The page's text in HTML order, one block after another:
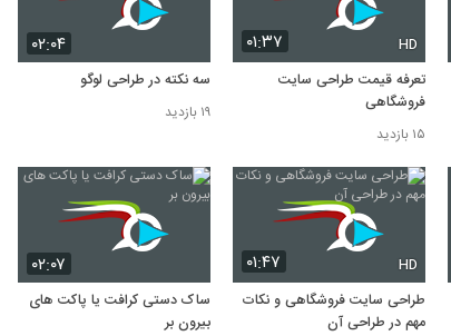
۰۱:۳۷ HD
تعرفه قیمت طراحی سایت
فروشگاهی
۱۵ بازدید
۰۲:۰۴
سه نکته در طراحی لوگو
۱۹ بازدید
۰۱:۴۷ HD
طراحی سایت فروشگاهی و نکات
مهم در طراحی آن
۰۲:۰۷
ساک دستی کرافت یا پاکت های
بیرون بر